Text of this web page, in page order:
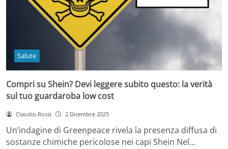
Salute
Compri su Shein? Devi leggere subito questo: la verità
sul tuo guardaroba low cost
Claudio Rossi 2 Dicembre 2025
Un’indagine di Greenpeace rivela la presenza diffusa di
sostanze chimiche pericolose nei capi Shein Nel…